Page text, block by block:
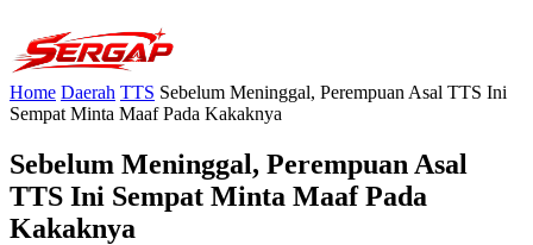
Home Daerah TTS Sebelum Meninggal, Perempuan Asal TTS Ini
Sempat Minta Maaf Pada Kakaknya
Sebelum Meninggal, Perempuan Asal
TTS Ini Sempat Minta Maaf Pada
Kakaknya